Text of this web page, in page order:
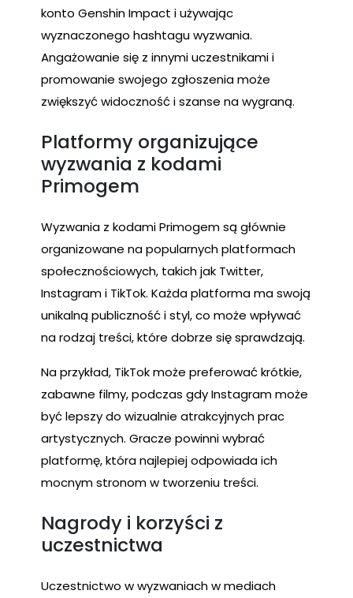
konto Genshin Impact i używając
wyznaczonego hashtagu wyzwania.
Angażowanie się z innymi uczestnikami i
promowanie swojego zgłoszenia może
zwiększyć widoczność i szanse na wygraną.
Platformy organizujące
wyzwania z kodami
Primogem
Wyzwania z kodami Primogem są głównie
organizowane na popularnych platformach
społecznościowych, takich jak Twitter,
Instagram i TikTok. Każda platforma ma swoją
unikalną publiczność i styl, co może wpływać
na rodzaj treści, które dobrze się sprawdzają.
Na przykład, TikTok może preferować krótkie,
zabawne filmy, podczas gdy Instagram może
być lepszy do wizualnie atrakcyjnych prac
artystycznych. Gracze powinni wybrać
platformę, która najlepiej odpowiada ich
mocnym stronom w tworzeniu treści.
Nagrody i korzyści z
uczestnictwa
Uczestnictwo w wyzwaniach w mediach